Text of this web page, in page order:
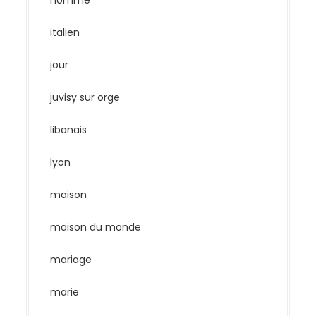
italien
jour
juvisy sur orge
libanais
lyon
maison
maison du monde
mariage
marie